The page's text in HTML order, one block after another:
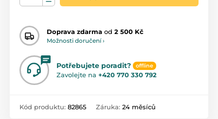
Doprava zdarma od 2 500 Kč
Možnosti doručení ›
Potřebujete poradit? offline
Zavolejte na +420 770 330 792
Kód produktu: 82865 Záruka: 24 měsíců